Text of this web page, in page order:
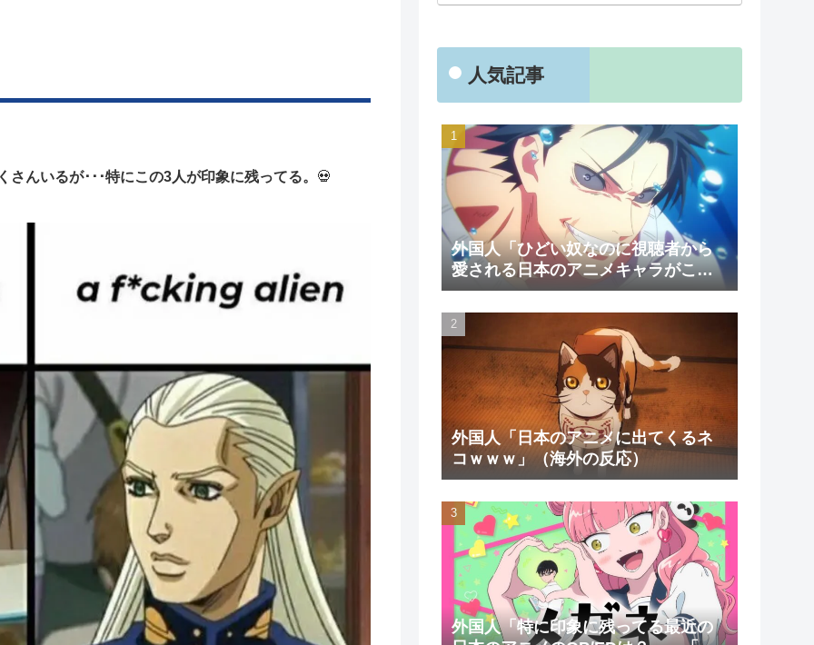
んいるが･･･特にこの3人が印象に残ってる。 💀
い･･･」
人気記事
外国人「ひどい奴なのに視聴者から
愛される日本のアニメキャラがこち
ら」（海外の反応）
外国人「日本のアニメに出てくるネ
コｗｗｗ」（海外の反応）
外国人「特に印象に残ってる最近の